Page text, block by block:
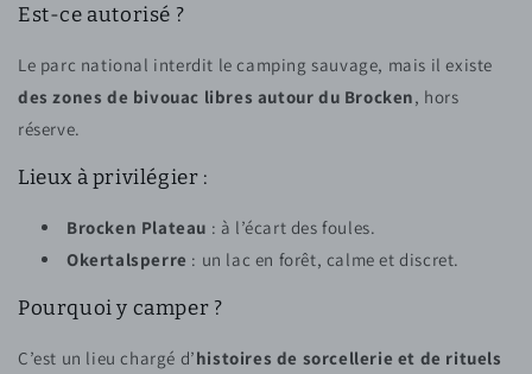
Est-ce autorisé ?
Le parc national interdit le camping sauvage, mais il existe
des zones de bivouac libres autour du Brocken, hors
réserve.
Lieux à privilégier :
Brocken Plateau : à l’écart des foules.
Okertalsperre : un lac en forêt, calme et discret.
Pourquoi y camper ?
C’est un lieu chargé d’histoires de sorcellerie et de rituels